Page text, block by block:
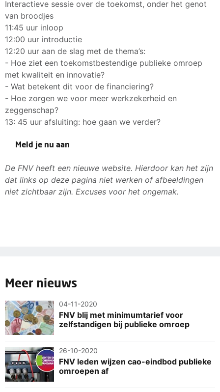
Interactieve sessie over de toekomst, onder het genot
van broodjes
11:45 uur inloop
12:00 uur introductie
12:20 uur aan de slag met de thema’s:
- Hoe ziet een toekomstbestendige publieke omroep
met kwaliteit en innovatie?
- Wat betekent dit voor de financiering?
- Hoe zorgen we voor meer werkzekerheid en
zeggenschap?
13: 45 uur afsluiting: hoe gaan we verder?
Meld je nu aan
De FNV heeft een nieuwe website. Hierdoor kan het zijn
dat links op deze pagina niet werken of afbeeldingen
niet zichtbaar zijn. Excuses voor het ongemak.
Meer nieuws
04-11-2020
FNV blij met minimumtarief voor
zelfstandigen bij publieke omroep
26-10-2020
FNV leden wijzen cao-eindbod publieke
omroepen af